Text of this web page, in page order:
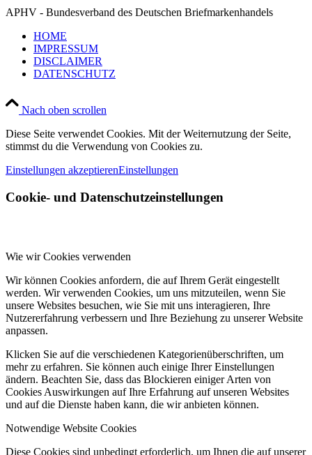
APHV - Bundesverband des Deutschen Briefmarkenhandels
HOME
IMPRESSUM
DISCLAIMER
DATENSCHUTZ
Nach oben scrollen
Diese Seite verwendet Cookies. Mit der Weiternutzung der Seite,
stimmst du die Verwendung von Cookies zu.
Einstellungen akzeptierenEinstellungen
Cookie- und Datenschutzeinstellungen
Wie wir Cookies verwenden
Wir können Cookies anfordern, die auf Ihrem Gerät eingestellt
werden. Wir verwenden Cookies, um uns mitzuteilen, wenn Sie
unsere Websites besuchen, wie Sie mit uns interagieren, Ihre
Nutzererfahrung verbessern und Ihre Beziehung zu unserer Website
anpassen.
Klicken Sie auf die verschiedenen Kategorienüberschriften, um
mehr zu erfahren. Sie können auch einige Ihrer Einstellungen
ändern. Beachten Sie, dass das Blockieren einiger Arten von
Cookies Auswirkungen auf Ihre Erfahrung auf unseren Websites
und auf die Dienste haben kann, die wir anbieten können.
Notwendige Website Cookies
Diese Cookies sind unbedingt erforderlich, um Ihnen die auf unserer